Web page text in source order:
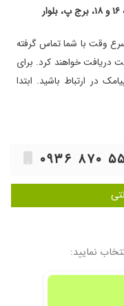
وقت با شما تماس گرفته
دریافت خواهند کرد. برای
در ارتباط باشید. ابتدا
۸۷۰ ۵۵۳۱
نمایید: